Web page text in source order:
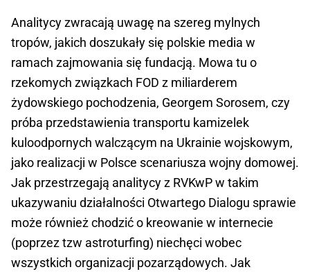
Analitycy zwracają uwagę na szereg mylnych
tropów, jakich doszukały się polskie media w
ramach zajmowania się fundacją. Mowa tu o
rzekomych związkach FOD z miliarderem
żydowskiego pochodzenia, Georgem Sorosem, czy
próba przedstawienia transportu kamizelek
kuloodpornych walczącym na Ukrainie wojskowym,
jako realizacji w Polsce scenariusza wojny domowej.
Jak przestrzegają analitycy z RVKwP w takim
ukazywaniu działalności Otwartego Dialogu sprawie
może również chodzić o kreowanie w internecie
(poprzez tzw astroturfing) niechęci wobec
wszystkich organizacji pozarządowych. Jak